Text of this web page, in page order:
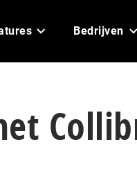
Bedrijven